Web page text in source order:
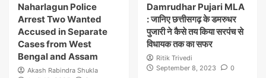
Naharlagun Police
Arrest Two Wanted
Accused in Separate
Cases from West
Bengal and Assam
Akash Rabindra Shukla
Damrudhar Pujari MLA
: जानिए छत्तीसगढ़ के डमरुधर
पुजारी ने कैसे तय किया सरपंच से
विधायक तक का सफर
Ritik Trivedi
September 8, 2023
0